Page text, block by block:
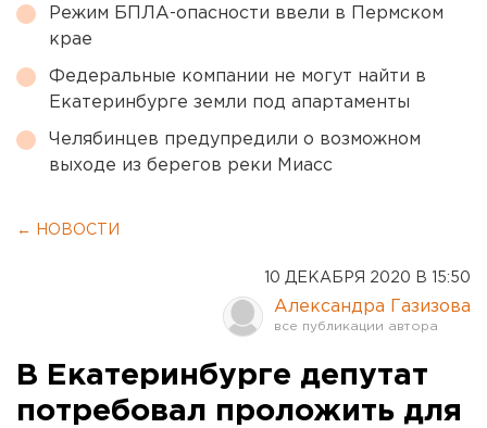
Режим БПЛА-опасности ввели в Пермском
крае
Федеральные компании не могут найти в
Екатеринбурге земли под апартаменты
Челябинцев предупредили о возможном
выходе из берегов реки Миасс
← НОВОСТИ
10 ДЕКАБРЯ 2020 В 15:50
Александра Газизова
В Екатеринбурге депутат
потребовал проложить для